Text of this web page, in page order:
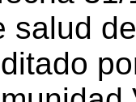
salud